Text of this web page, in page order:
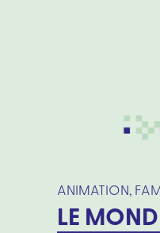
ANIMATION,
LE